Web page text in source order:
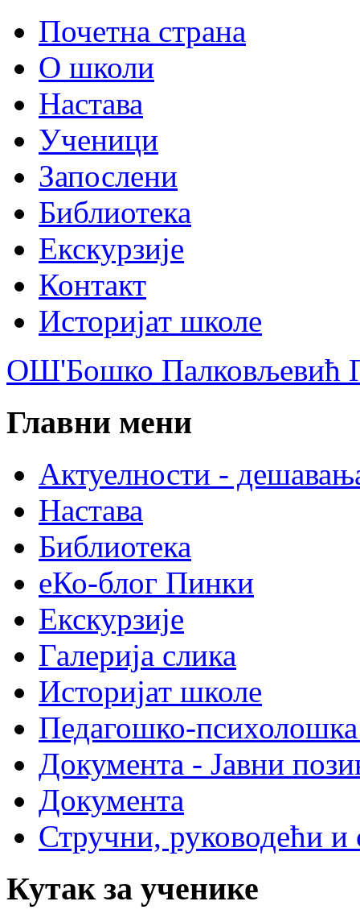
Почетна страна
О школи
Настава
Ученици
Запослени
Библиотека
Екскурзије
Контакт
Историјат школе
ОШ'Бошко Палковљевић
Главни мени
Актуелности -
Настава
Библиотека
еКо-блог Пинки
Екскурзије
Галерија слика
Историјат школе
Педагошко-психолошка
Документа - Јавни
Документа
Стручни, руководећи и
Кутак за ученике